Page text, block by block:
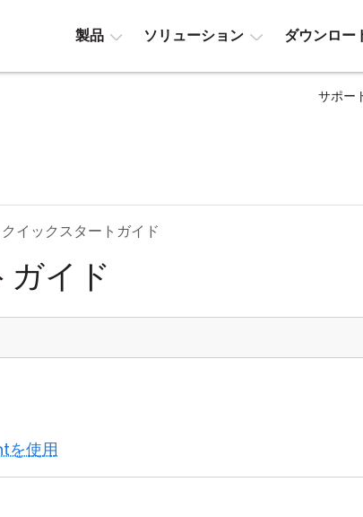
製品 ソリューション ダウンロー
サポー
クイックスタートガイド
イド
を使用